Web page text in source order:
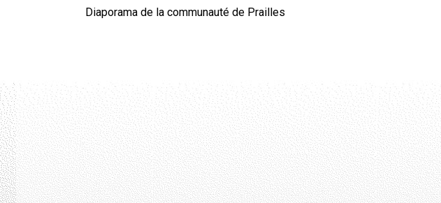
Diaporama de la communauté de Prailles